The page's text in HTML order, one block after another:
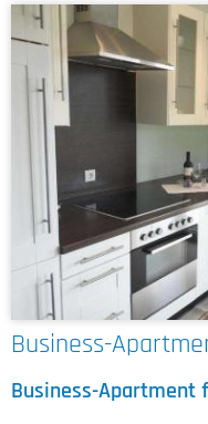
Business-
Business-Apartment